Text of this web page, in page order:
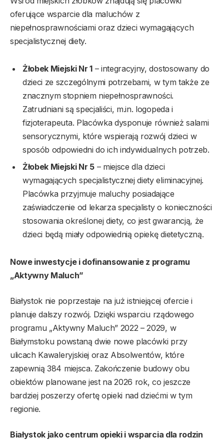
oferujące wsparcie dla maluchów z
niepełnosprawnościami oraz dzieci wymagających
specjalistycznej diety.
Żłobek Miejski Nr 1– integracyjny, dostosowany do
dzieci ze szczególnymi potrzebami, w tym także ze
znacznym stopniem niepełnosprawności.
Zatrudniani są specjaliści, m.in. logopeda i
fizjoterapeuta. Placówka dysponuje również salami
sensorycznymi, które wspierają rozwój dzieci w
sposób odpowiedni do ich indywidualnych potrzeb.
Żłobek Miejski Nr 5– miejsce dla dzieci
wymagających specjalistycznej diety eliminacyjnej.
Placówka przyjmuje maluchy posiadające
zaświadczenie od lekarza specjalisty o konieczności
stosowania określonej diety, co jest gwarancją, że
dzieci będą miały odpowiednią opiekę dietetyczną.
Nowe inwestycje i dofinansowanie z programu
„Aktywny Maluch”
Białystok nie poprzestaje na już istniejącej ofercie i
planuje dalszy rozwój. Dzięki wsparciu rządowego
programu „Aktywny Maluch” 2022 – 2029, w
Białymstoku powstaną dwie nowe placówki przy
ulicach Kawaleryjskiej oraz Absolwentów, które
zapewnią 384 miejsca. Zakończenie budowy obu
obiektów planowane jest na 2026 rok, co jeszcze
bardziej poszerzy ofertę opieki nad dziećmi w tym
regionie.
Białystok jako centrum opieki i wsparcia dla rodzin